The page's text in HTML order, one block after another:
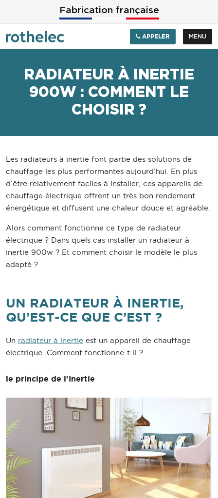
Aller au contenu principal
Fabrication française
APPELER MENU
RADIATEUR À INERTIE
900W : COMMENT LE
CHOISIR ?
Les radiateurs à inertie font partie des solutions de
chauffage les plus performantes aujourd’hui. En plus
d’être relativement faciles à installer, ces appareils de
chauffage électrique offrent un très bon rendement
énergétique et diffusent une chaleur douce et agréable.
Alors comment fonctionne ce type de radiateur
électrique ? Dans quels cas installer un radiateur à
inertie 900w ? Et comment choisir le modèle le plus
adapté ?
UN RADIATEUR À INERTIE,
QU’EST-CE QUE C’EST ?
Un radiateur à inertie est un appareil de chauffage
électrique. Comment fonctionne-t-il ?
le principe de l'Inertie